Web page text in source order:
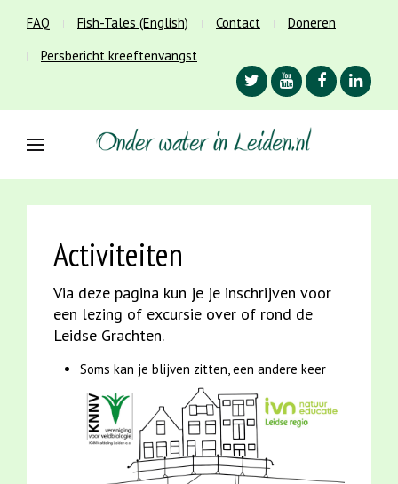
FAQ Fish-Tales (English) Contact
Doneren
Persbericht kreeftenvangst
Activiteiten
Via deze pagina kun je je inschrijven voor
een lezing of excursie over of rond de
Leidse Grachten.
Soms kan je blijven zitten, een andere keer